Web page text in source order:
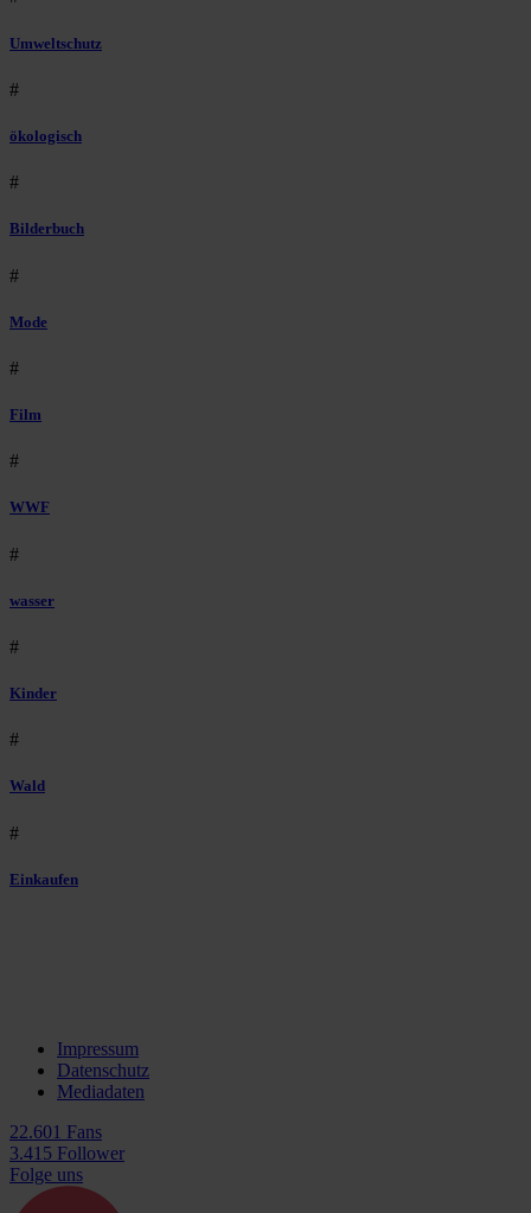
Umweltschutz
#
ökologisch
#
Bilderbuch
#
Mode
#
Film
#
WWF
#
wasser
#
Kinder
#
Wald
#
Einkaufen
Impressum
Datenschutz
Mediadaten
22.601 Fans
3.415 Follower
Folge uns